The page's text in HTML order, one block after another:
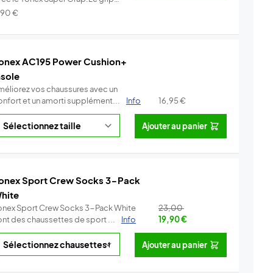
Info
€
AC195 Power Cushion+
vos chaussures avec un
et un amorti supplément...
Info 16,95€
Ajouter au panier
Sport Crew Socks 3-Pack
Sport Crew Socks 3-Pack White
des chaussettes de sport ...
Info
23,00
19,90€
Ajouter au panier